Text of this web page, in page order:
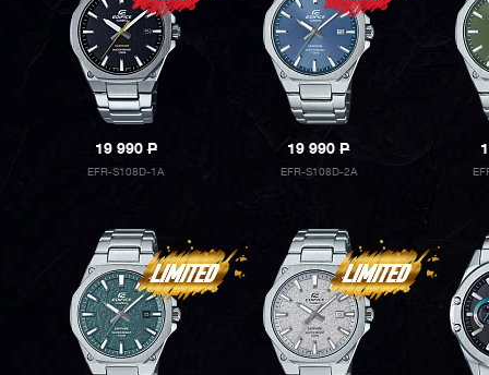
19 990P
EFR-S108D-1A
19 990P
EFR-S108D-2A